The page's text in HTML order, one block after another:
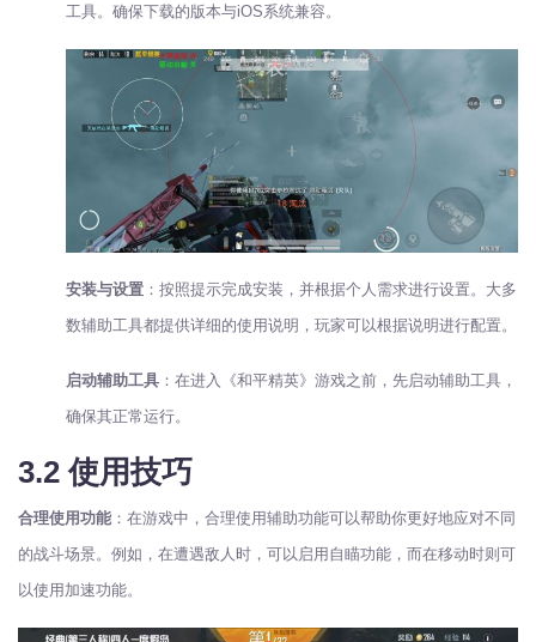
工具。确保下载的版本与iOS系统兼容。
安装与设置 ：按照提示完成安装，并根据个人需求进行设置。大多
数辅助工具都提供详细的使用说明，玩家可以根据说明进行配置。
启动辅助工具 ：在进入《和平精英》游戏之前，先启动辅助工具，
确保其正常运行。
3.2 使用技巧
合理使用功能 ：在游戏中，合理使用辅助功能可以帮助你更好地应对不同
的战斗场景。例如，在遭遇敌人时，可以启用自瞄功能，而在移动时则可
以使用加速功能。